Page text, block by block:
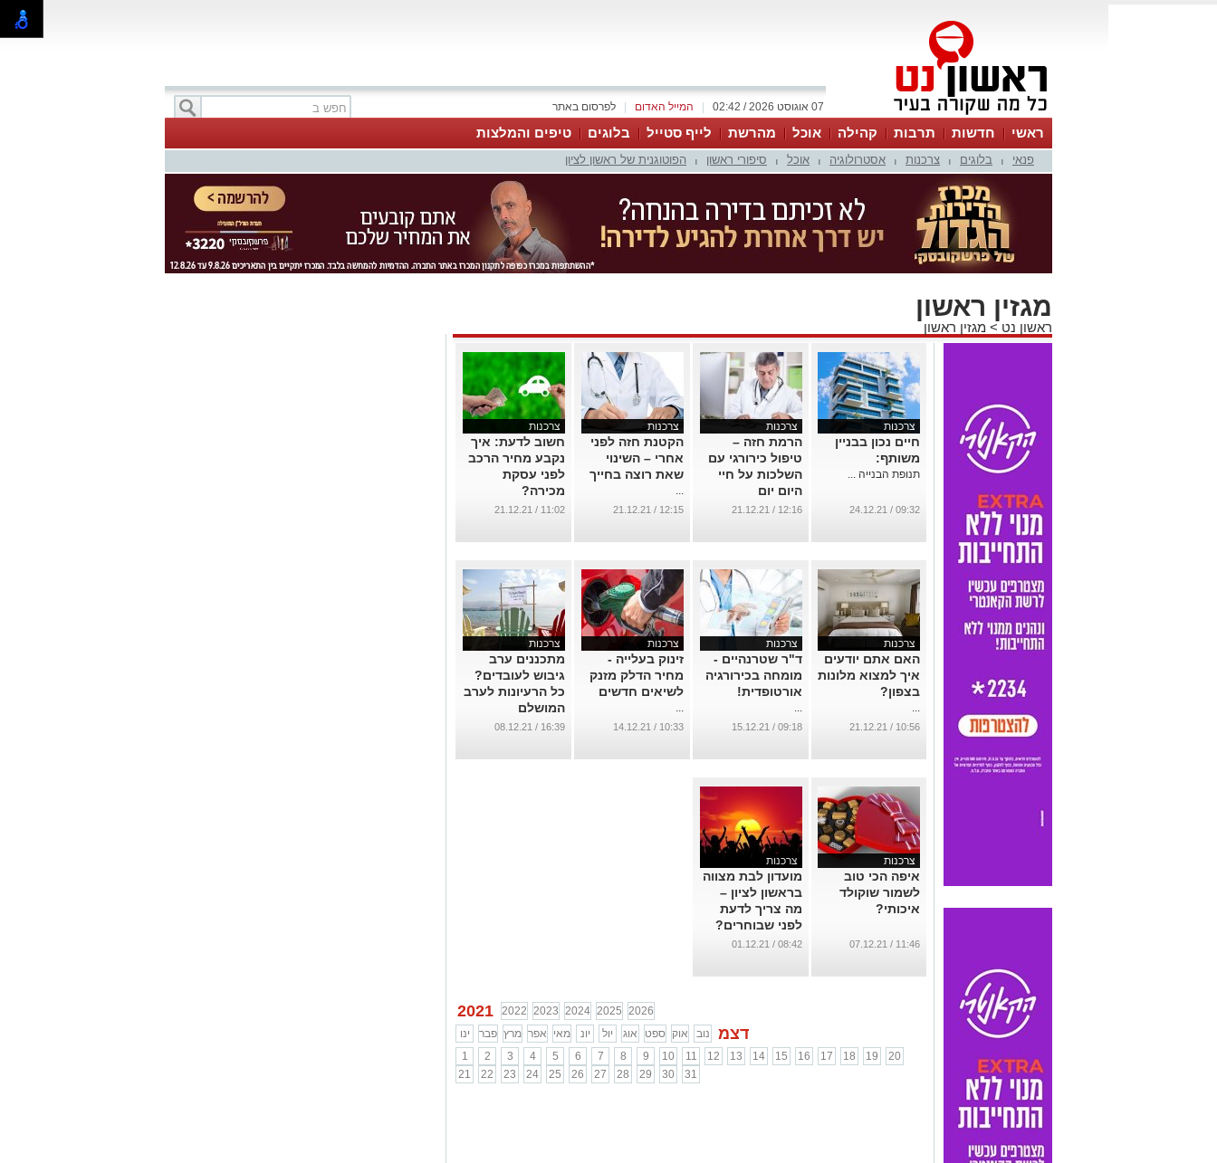
לפרסום באתר המייל האדום 07 אוגוסט 2026 / 02:42
ראשי חדשות תרבות קהילה אוכל מהרשת לייף סטייל בלוגים טיפים והמלצות
פנאי בלוגים צרכנות אסטרולוגיה אוכל סיפורי ראשון הפוטוגנית של ראשון לציון
מגזין ראשון
ראשון נט > מגזין ראשון
צרכנות
חיים נכון בבניין
משותף:
תנופת הבנייה ...
09:32 / 24.12.21
צרכנות
הרמת חזה –
טיפול כירורגי עם
השלכות על חיי
היום יום
...
12:16 / 21.12.21
צרכנות
הקטנת חזה לפני
אחרי – השינוי
שאת רוצה בחייך
...
12:15 / 21.12.21
צרכנות
חשוב לדעת: איך
נקבע מחיר הרכב
לפני עסקת
מכירה?
...
11:02 / 21.12.21
צרכנות
האם אתם יודעים
איך למצוא מלונות
בצפון?
...
10:56 / 21.12.21
צרכנות
ד"ר שטרנהיים -
מומחה בכירורגיה
אורטופדית!
...
09:18 / 15.12.21
צרכנות
זינוק בעלייה -
מחיר הדלק מזנק
לשיאים חדשים
...
10:33 / 14.12.21
צרכנות
מתכננים ערב
גיבוש לעובדים?
כל הרעיונות לערב
המושלם
...
16:39 / 08.12.21
צרכנות
איפה הכי טוב
לשמור שוקולד
איכותי?
11:46 / 07.12.21
צרכנות
מועדון לבת מצווה
בראשון לציון –
מה צריך לדעת
לפני שבוחרים?
...
08:42 / 01.12.21
2021 2022 2023 2024 2025 2026
ינו
פבר מרץ אפר מאי יונ יול אוג ספט אוק נוב דצמ
1 2 3 4 5 6 7 8 9 10 11 12 13 14 15 16 17 18 19
20
21
22 23 24 25 26 27 28 29 30 31